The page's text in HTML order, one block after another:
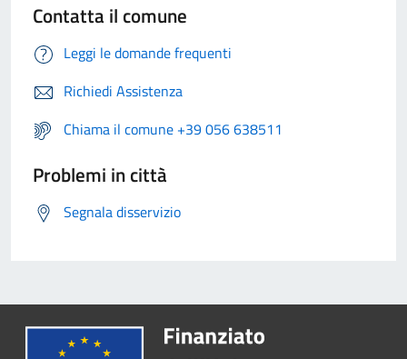
Contatta il comune
Leggi le domande frequenti
Richiedi Assistenza
Chiama il comune +39 056 638511
Problemi in città
Segnala disservizio